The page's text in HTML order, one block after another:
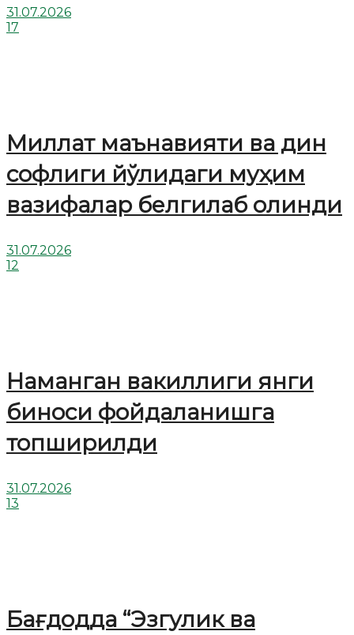
31.07.2026
17
Миллат маънавияти ва дин
софлиги йўлидаги муҳим
вазифалар белгилаб олинди
31.07.2026
12
Наманган вакиллиги янги
биноси фойдаланишга
топширилди
31.07.2026
13
Бағдодда “Эзгулик ва